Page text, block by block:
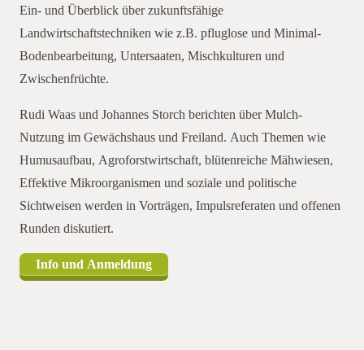
Ein- und Überblick über zukunftsfähige
Landwirtschaftstechniken wie z.B. pfluglose und Minimal-
Bodenbearbeitung, Untersaaten, Mischkulturen und
Zwischenfrüchte.
Rudi Waas und Johannes Storch berichten über Mulch-
Nutzung im Gewächshaus und Freiland. Auch Themen wie
Humusaufbau, Agroforstwirtschaft, blütenreiche Mähwiesen,
Effektive Mikroorganismen und soziale und politische
Sichtweisen werden in Vorträgen, Impulsreferaten und offenen
Runden diskutiert.
Info und Anmeldung